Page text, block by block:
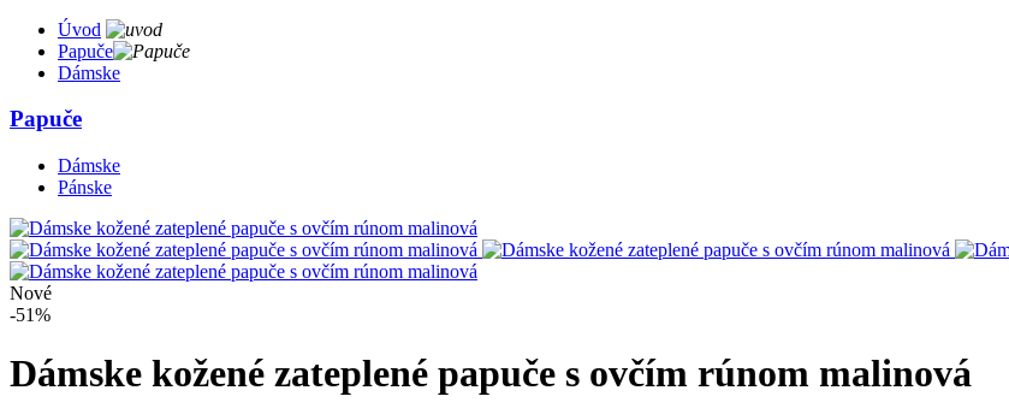
Úvod
Papuče
Dámske
Papuče
Dámske
Pánske
Nové
-51%
Dámske kožené zateplené papuče s ovčím rúnom malinová